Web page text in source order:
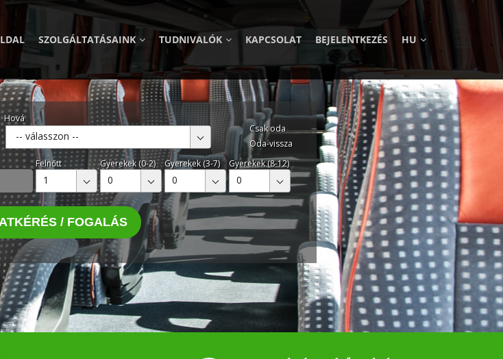
SZOLGÁLTATÁSAINK TUDNIVALÓK KAPCSOLAT BEJELENTKEZÉS HU
Hová
-- válasszon --
Csak oda
Oda-vissza
Felnőtt
1
Gyerekek (0-2)
0
Gyerekek (3-7)
0
Gyerekek (8-12)
0
/ FOGALÁS